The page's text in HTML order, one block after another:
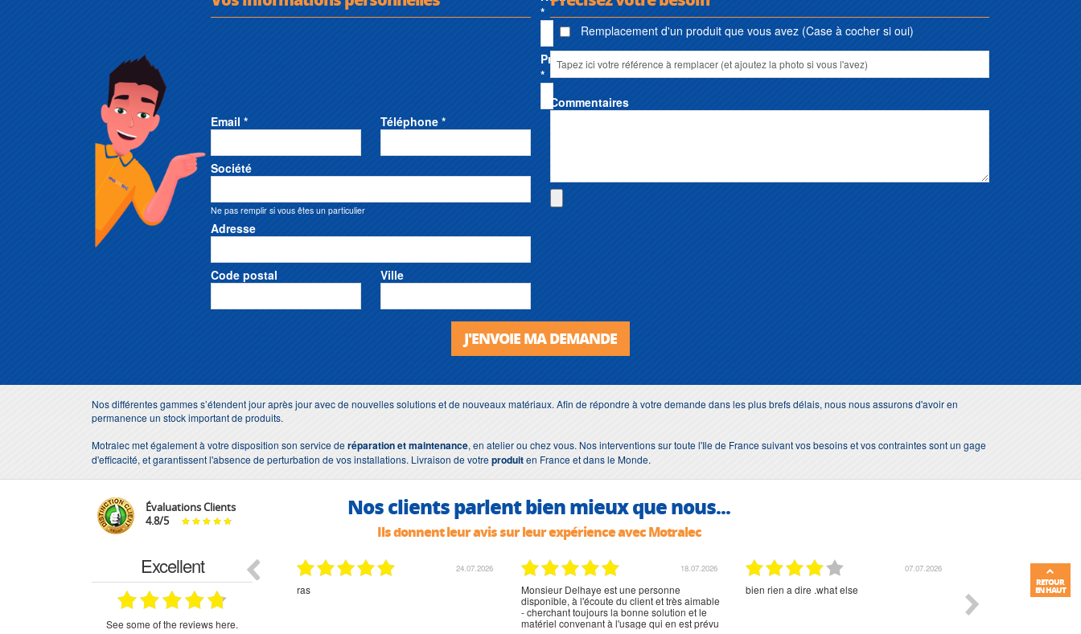
*
Prénom
*
Email * Téléphone *
Société
Ne pas remplir si vous êtes un particulier
Adresse
Code postal Ville
Remplacement d'un produit que vous avez (Case à cocher si oui)
Commentaires
J'ENVOIE MA DEMANDE
Nos différentes gammes s’étendent jour après jour avec de nouvelles solutions et de nouveaux matériaux. Afin de répondre à votre demande dans les plus brefs délais, nous nous assurons d'avoir en
permanence un stock important de produits.
Motralec met également à votre disposition son service deréparation et maintenance, en atelier ou chez vous. Nos interventions sur toute l'Ile de France suivant vos besoins et vos contraintes sont un gage
d'efficacité, et garantissent l'absence de perturbation de vos installations. Livraison de votreproduiten France et dans le Monde.
Évaluations Clients
4.8/5 Nos clients parlent bien mieux que nous...
Ils donnent leur avis sur leur expérience avec Motralec
Excellent
see some of the reviews here.
07.07.2026
bien rien a dire .what else
02.07.2026
RAS
02.07.2026
rien à signaler, très content
01.07.2026
Commande et délais parfait Très bon suivi et très
RETOUR
EN HAUT